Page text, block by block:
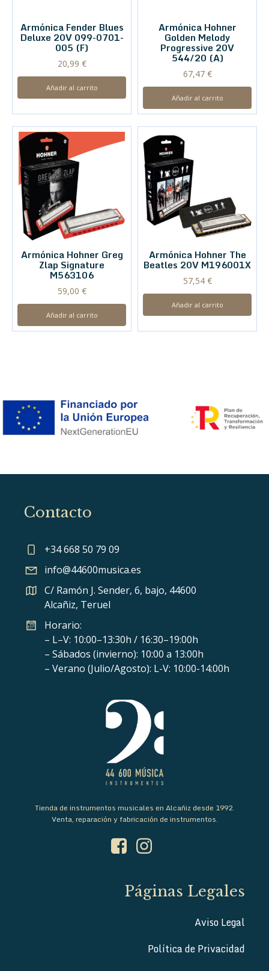
Armónica Fender Blues
Deluxe 20V 099-0701-
005 (F)
20,99 €
Añadir al carrito
Armónica Hohner
Golden Melody
Progressive 20V
544/20 (A)
67,47 €
Añadir al carrito
Armónica Hohner Greg
Zlap Signature
M563106
59,00 €
Añadir al carrito
Armónica Hohner The
Beatles 20V M196001X
57,54 €
Añadir al carrito
Contacto
+34 668 50 79 09
info@44600musica.es
C/ Ramón J. Sender, 6, bajo, 44600
Alcañiz, Teruel
Horario:
– L–V: 10:00–13:30h / 16:30–19:00h
– Sábados (invierno): 10:00 a 13:00h
– Verano (Julio/Agosto): L-V: 10:00-14:00h
Tienda de instrumentos musicales en Alcañiz desde 1992.
Venta, reparación y fabricación de instrumentos.
Páginas Legales
Aviso Legal
Política de Privacidad